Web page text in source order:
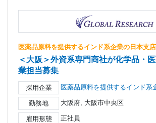
医薬品原料を提供するインド系企業の日本支店
＜大阪＞外資系専門商社が化学品・
業担当募集
採用企業 医薬品原料を提供するインド系
勤務地 大阪府, 大阪市中央区
雇用形態 正社員